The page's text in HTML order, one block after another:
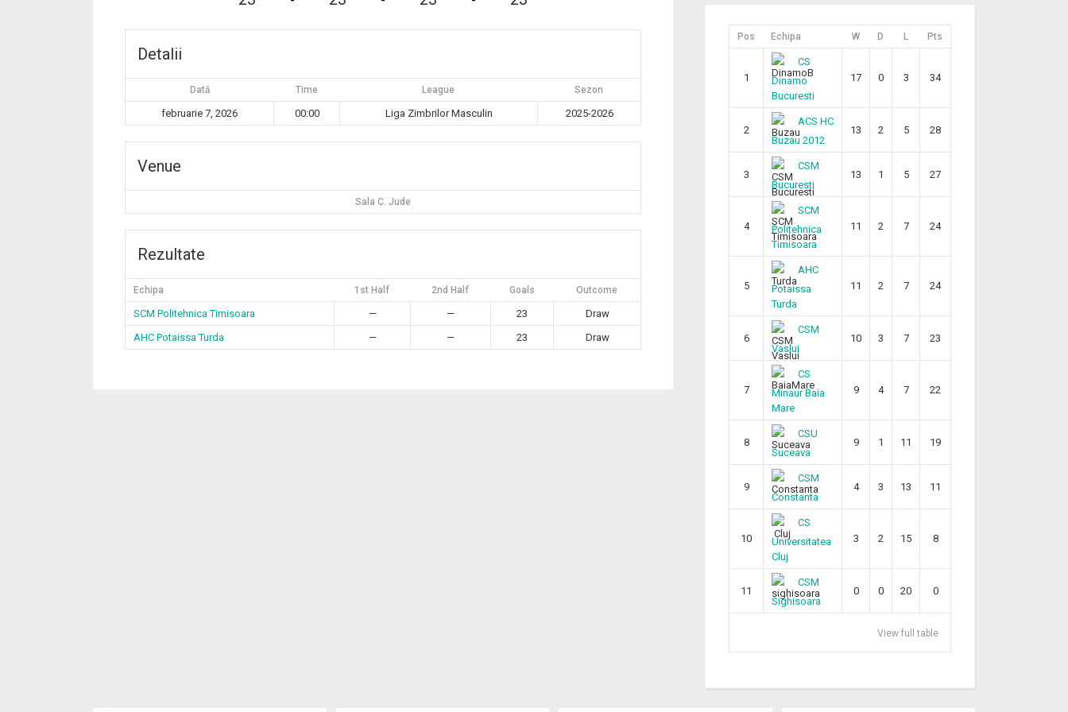
Detalii
Dată Time League Sezon
februarie 7, 2026 00:00 Liga Zimbrilor Masculin 2025-2026
Venue
Sala C. Jude
Rezultate
Echipa 1st Half 2nd Half Goals Outcome
SCM Politehnica Timisoara — — 23
Draw
AHC Potaissa Turda
— — 23 Draw
Pos Echipa W D L Pts
1
CS
Dinamo
Bucuresti
17 0 3 34
2
ACS HC
Buzau 2012
13 2 5 28
3
CSM
Bucuresti
13 1 5 27
4
SCM
Politehnica
Timisoara
11 2 7 24
5
AHC
Potaissa
Turda
11 2 7 24
6
CSM
Vaslui
10 3 7 23
7
CS
Minaur Baia
Mare
9 4 7 22
8
CSU
Suceava
9 1 11 19
9
CSM
Constanta
4 3 13 11
10
CS
Universitatea
Cluj
3 2 15 8
11
CSM
Sighisoara
0 0 20 0
View full table